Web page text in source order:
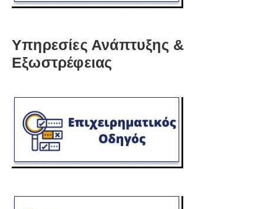
Υπηρεσίες Ανάπτυξης &
Εξωστρέφειας